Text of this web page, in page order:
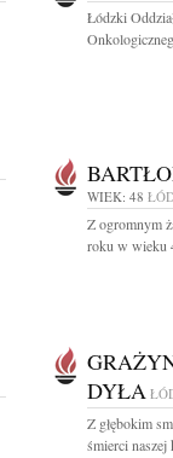
Łódzki
WIEK: 48
Z ogromnym
roku w wieku
DYŁA
Z głębokim
śmierci